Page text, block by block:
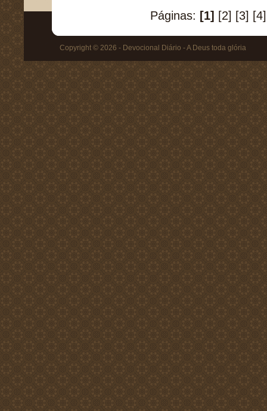
Páginas: [1] [2] [3] [4]
Copyright © 2026 - Devocional Diário - A Deus toda glória